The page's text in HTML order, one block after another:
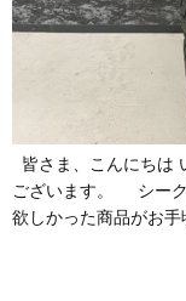
皆さま、こんにちは
ございます。 シーク
欲しかった商品がお